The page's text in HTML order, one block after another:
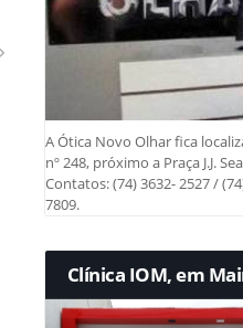
A Ótica Novo Olhar fica
nº 248, próximo a Praça J.J.
Contatos: (74) 3632- 2527 /
7809.
Clínica IOM, em